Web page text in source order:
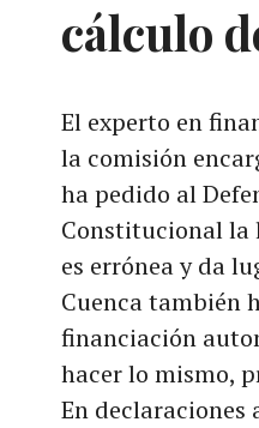
cálculo
El experto en
la comisión
ha pedido al
Constitucional la
es errónea y da
Cuenca también
financiación
hacer lo mismo,
En declaraciones